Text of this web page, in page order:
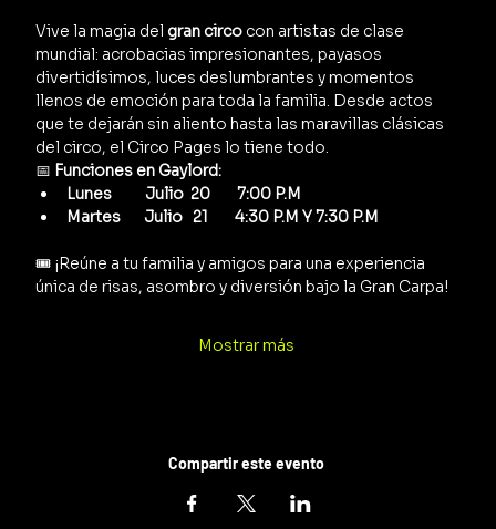
Vive la magia del gran circo con artistas de clase
mundial: acrobacias impresionantes, payasos
divertidísimos, luces deslumbrantes y momentos
llenos de emoción para toda la familia. Desde actos
que te dejarán sin aliento hasta las maravillas clásicas
del circo, el Circo Pages lo tiene todo.
📅 Funciones en Gaylord:
Lunes          Julio  20        7:00 P.M
Martes       Julio   21        4:30 P.M Y 7:30 P.M
🎟️ ¡Reúne a tu familia y amigos para una experiencia
única de risas, asombro y diversión bajo la Gran Carpa!
Mostrar más
Compartir este evento